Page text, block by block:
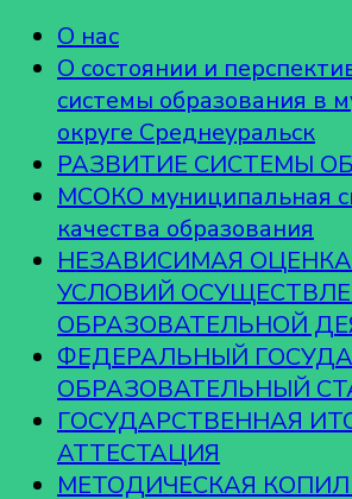
О нас
О состоянии и
системы образования в
округе Среднеуральск
РАЗВИТИЕ СИСТЕМЫ
МСОКО муниципальная
качества образования
НЕЗАВИСИМАЯ
УСЛОВИЙ
ОБРАЗОВАТЕЛЬНОЙ
ФЕДЕРАЛЬНЫЙ
ОБРАЗОВАТЕЛЬНЫЙ
ГОСУДАРСТВЕННАЯ
АТТЕСТАЦИЯ
МЕТОДИЧЕСКАЯ